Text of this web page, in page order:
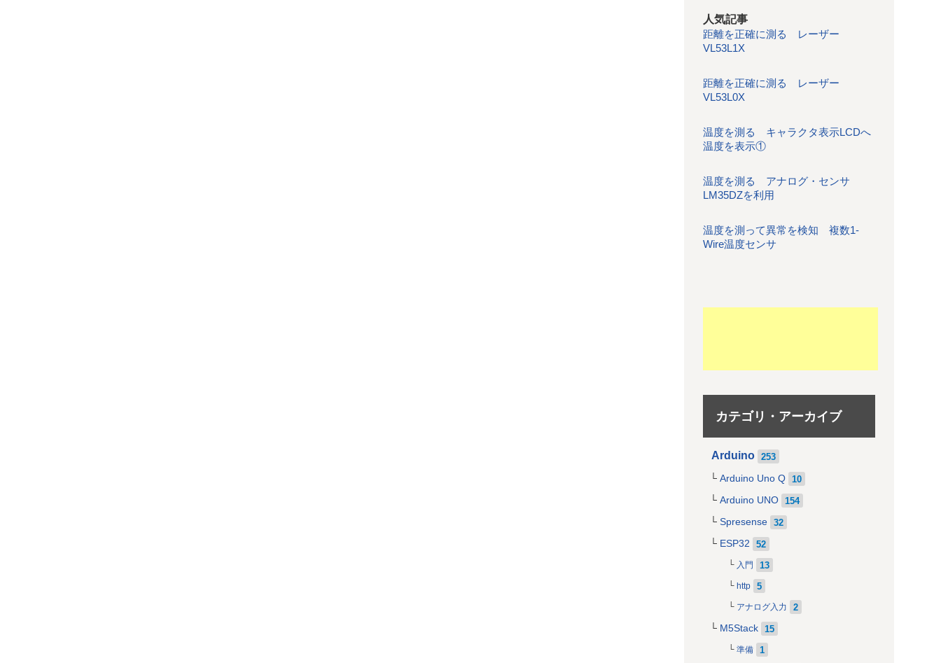
人気記事
距離を正確に測る レーザー
VL53L1X
距離を正確に測る レーザー
VL53L0X
温度を測る キャラクタ表示LCDへ
温度を表示①
温度を測る アナログ・センサ
LM35DZを利用
温度を測って異常を検知 複数1-
Wire温度センサ
カテゴリ・アーカイブ
Arduino 253
Arduino Uno Q 10
Arduino UNO 154
Spresense 32
ESP32 52
入門 13
http 5
アナログ入力 2
M5Stack 15
準備 1